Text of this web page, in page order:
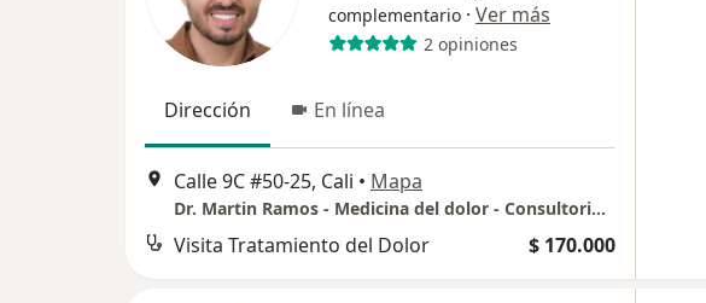
complementario · Ver más
2 opiniones
Dirección En línea
Calle 9C #50-25, Cali • Mapa
Dr. Martin Ramos - Medicina del dolor - Consultorio 808
Visita Tratamiento del Dolor $ 170.000